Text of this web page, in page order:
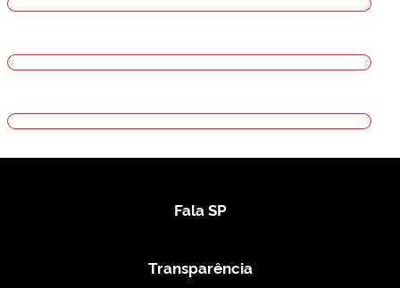
Fala SP
Transparência